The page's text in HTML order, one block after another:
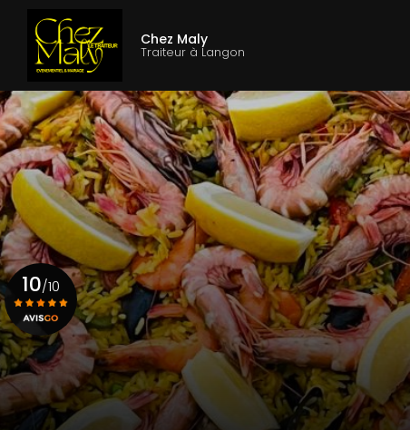
contenu
principal
Chez Maly
Traiteur à Langon
10/10
Voir le certificat